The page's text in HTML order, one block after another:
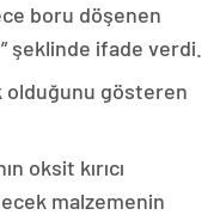
boru döşenen
şeklinde ifade verdi.
olduğunu gösteren
oksit kırıcı
malzemenin